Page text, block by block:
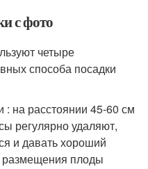
с фото
четыре
способа посадки
: на расстоянии 45-60 см
регулярно удаляют,
и давать хороший
размещения плоды